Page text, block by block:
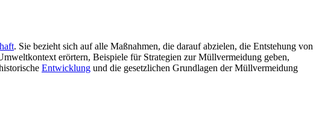
. Sie bezieht sich auf alle Maßnahmen, die darauf abzielen, die Entstehung von
erörtern, Beispiele für Strategien zur Müllvermeidung geben,
Entwicklung und die gesetzlichen Grundlagen der Müllvermeidung